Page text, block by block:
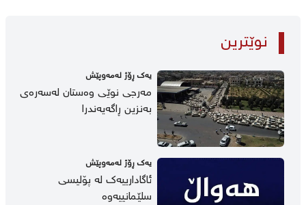
نوێترین
یه‌ك ڕۆژ لەمەوپێش
مەرجی نوێی وەستان لەسەرەی
بەنزین ڕاگەیەندرا
یه‌ك ڕۆژ لەمەوپێش
ئاگادارییەک لە پۆلیسی
سلێمانییەوە